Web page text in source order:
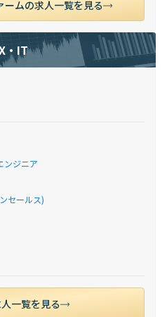
ームの求人一覧を見る
・IT
ンジニア
セールス)
一覧を見る